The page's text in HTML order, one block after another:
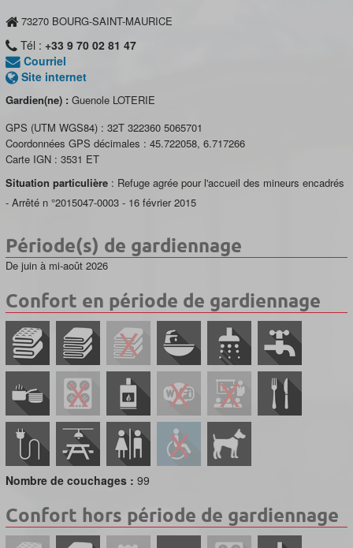
73270 BOURG-SAINT-MAURICE
Tél : +33 9 70 02 81 47
Courriel
Site internet
Gardien(ne) : Guenole LOTERIE
GPS (UTM WGS84) : 32T 322360 5065701
Coordonnées GPS décimales : 45.722058, 6.717266
Carte IGN : 3531 ET
Situation particulière : Refuge agrée pour l'accueil des mineurs encadrés
- Arrêté n °2015047-0003 - 16 février 2015
Période(s) de gardiennage
De juin à mi-août 2026
Confort en période de gardiennage
Nombre de couchages : 99
Confort hors période de gardiennage